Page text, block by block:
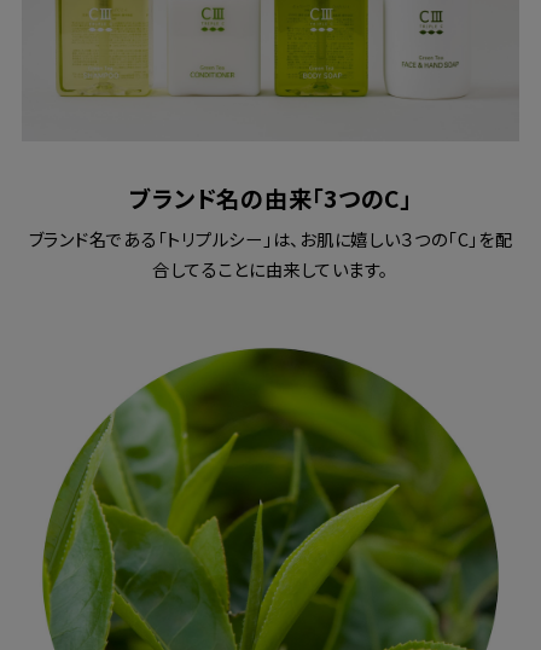
ブランド名の由来「3つのC」
ブランド名である「トリプルシー」は、お肌に嬉しい３つの「C」を配
合してることに由来しています。